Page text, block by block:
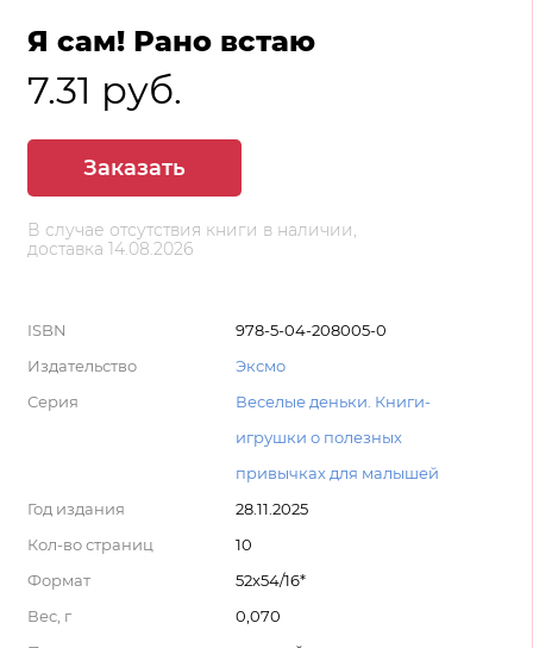
Я сам! Рано встаю
7.31 руб.
Заказать
В случае отсутствия книги в наличии,
доставка 14.08.2026
ISBN
978-5-04-208005-0
Издательство
Эксмо
Серия
Веселые деньки. Книги-
игрушки о полезных
привычках для малышей
Год издания
28.11.2025
Кол-во страниц
10
Формат
52x54/16*
Вес, г
0,070